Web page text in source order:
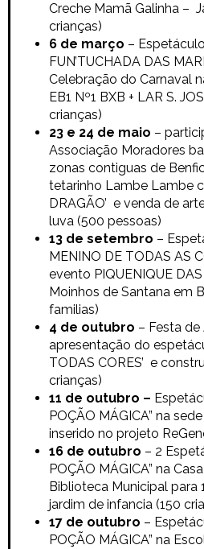
Creche Mamã Galinha –
crianças)
6 de março –
FUN’TUCHADA DAS
Celebração do Carnaval
EB1 Nº1 BXB + LAR S.
crianças)
23 e 24 de maio –
Associação Moradores
zonas contiguas de
tetarinho Lambe Lambe
DRAGÃO’ e venda de
luva (500 pessoas)
13 de setembro –
MENINO DE TODAS AS
evento PIQUENIQUE
Moinhos de Santana em
familias)
4 de outubro – Festa
apresentação do
TODAS CORES’ e
crianças)
11 de outubro –
POÇÃO MÁGICA” na
inserido no projeto
16 de outubro – 2
POÇÃO MÁGICA” na
Biblioteca Municipal para
jardim de infancia (150
17 de outubro –
POÇÃO MÁGICA” na